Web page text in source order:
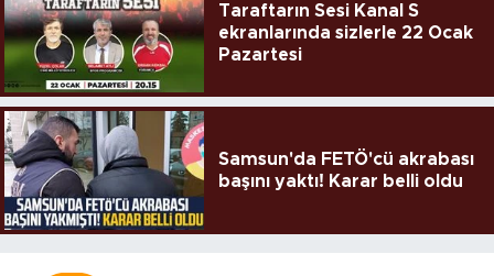
Taraftarın Sesi Kanal S
ekranlarında sizlerle 22 Ocak
Pazartesi
Samsun'da FETÖ'cü akrabası
başını yaktı! Karar belli oldu